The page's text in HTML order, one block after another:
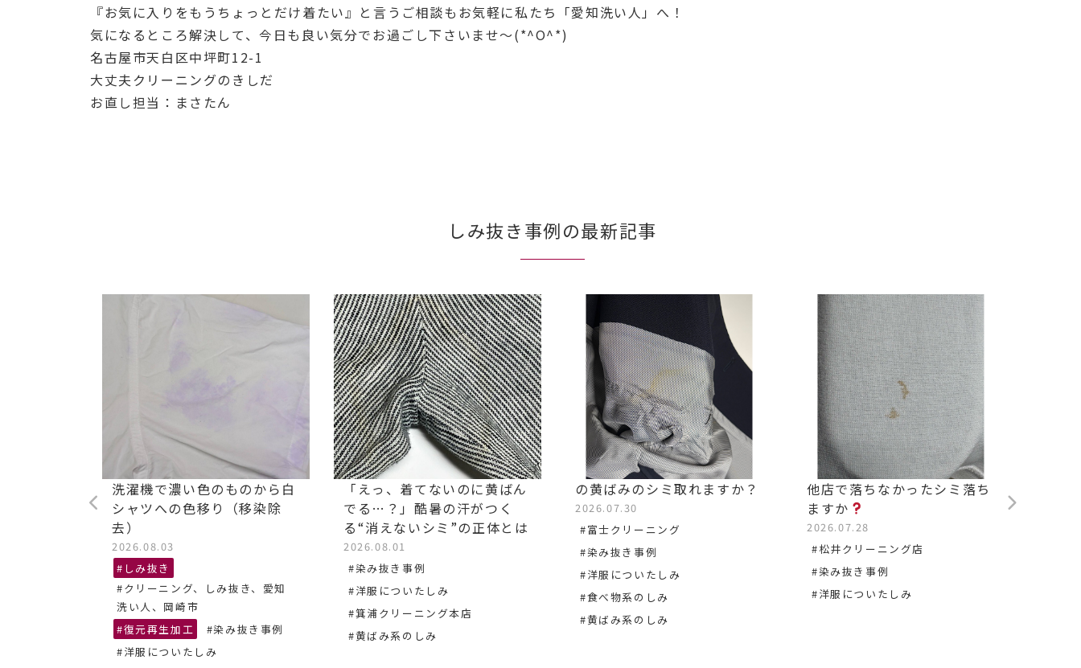
『お気に入りをもうちょっとだけ着たい』と言うご相談もお気軽に私たち「愛知洗い人」へ！
気になるところ解決して、今日も良い気分でお過ごし下さいませ～(*^O^*)
名古屋市天白区中坪町12-1
大丈夫クリーニングのきしだ
お直し担当：まさたん
しみ抜き事例の最新記事
洗濯機で濃い色のものから白
シャツへの色移り（移染除
去）
2026.08.03
#しみ抜き
#クリーニング、しみ抜き、愛知
洗い人、岡崎市
#復元再生加工
#染み抜き事例
#洋服についたしみ
「えっ、着てないのに黄ばん
でる…？」酷暑の汗がつく
る“消えないシミ”の正体とは
2026.08.01
#染み抜き事例
#洋服についたしみ
#箕浦クリーニング本店
#黄ばみ系のしみ
の黄ばみのシミ取れますか？
2026.07.30
#富士クリーニング
#染み抜き事例
#洋服についたしみ
#食べ物系のしみ
#黄ばみ系のしみ
他店で落ちなかったシミ落ち
ますか
2026.07.28
#松井クリーニング店
#染み抜き事例
#洋服についたしみ